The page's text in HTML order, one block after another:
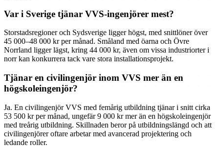
Var i Sverige tjänar VVS-ingenjörer mest?
Storstadsregioner och Sydsverige ligger högst, med snittlöner över
45 000–48 000 kr per månad. Småland med öarna och Övre
Norrland ligger lägst, kring 44 000 kr, även om vissa industriorter i
norr kan konkurrera tack vare stora installationsprojekt.
Tjänar en civilingenjör inom VVS mer än en
högskoleingenjör?
Ja. En civilingenjör VVS med femårig utbildning tjänar i snitt cirka
53 500 kr per månad, ungefär 9 000 kr mer än en högskoleingenjör
med treårig utbildning. Skillnaden beror på utbildningslängd och att
civilingenjörer oftare arbetar med avancerad projektering och
ledande roller.